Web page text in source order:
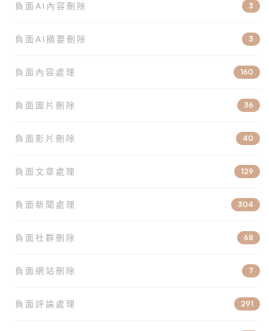
負面AI內容刪除 3
負面AI摘要刪除 3
負面內容處理 160
負面圖片刪除 36
負面影片刪除 40
負面文章處理 129
負面新聞處理 304
負面社群刪除 68
負面網站刪除 7
負面評論處理 291